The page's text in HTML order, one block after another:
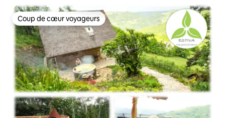
Coup de cœur voyageurs
Coup de cœur voyageurs